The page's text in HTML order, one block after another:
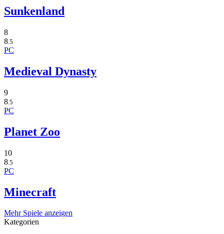
Sunkenland
8
8.5
PC
Medieval Dynasty
9
8 .5
PC
Planet Zoo
10
8 .5
PC
Minecraft
Mehr Spiele anzeigen
Kategorien